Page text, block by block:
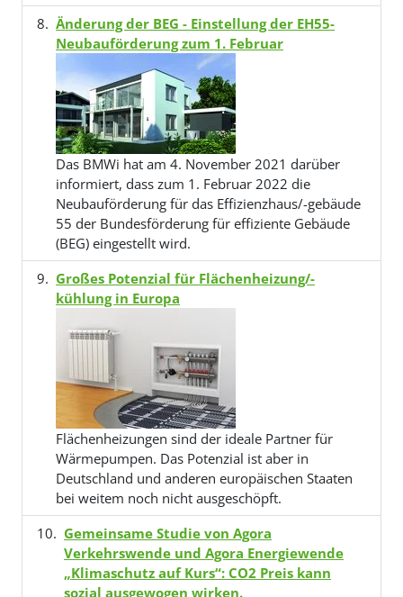
Änderung der BEG - Einstellung der EH55-
Neubauförderung zum 1. Februar
Das BMWi hat am 4. November 2021 darüber
informiert, dass zum 1. Februar 2022 die
Neubauförderung für das Effizienzhaus/-gebäude
55 der Bundesförderung für effiziente Gebäude
(BEG) eingestellt wird.
Großes Potenzial für Flächenheizung/-
kühlung in Europa
Flächenheizungen sind der ideale Partner für
Wärmepumpen. Das Potenzial ist aber in
Deutschland und anderen europäischen Staaten
bei weitem noch nicht ausgeschöpft.
Gemeinsame Studie von Agora
Verkehrswende und Agora Energiewende
„Klimaschutz auf Kurs“: CO2 Preis kann
sozial ausgewogen wirken.